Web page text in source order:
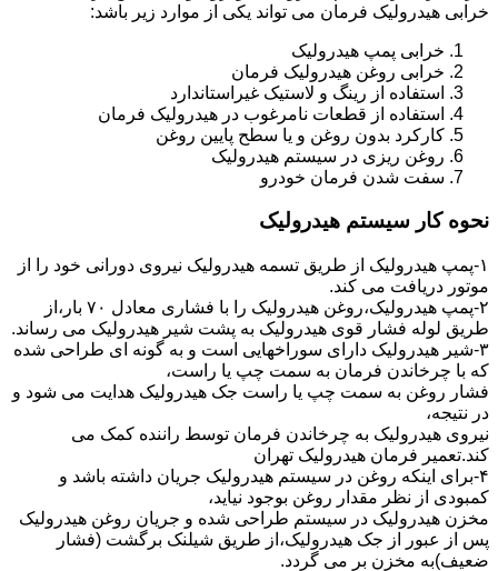
خرابی هیدرولیک فرمان می تواند یکی از موارد زیر باشد:
خرابی پمپ هیدرولیک
خرابی روغن هیدرولیک فرمان
استفاده از رینگ و لاستیک غیراستاندارد
استفاده از قطعات نامرغوب در هیدرولیک فرمان
کارکرد بدون روغن و یا سطح پایین روغن
روغن ریزی در سیستم هیدرولیک
سفت شدن فرمان خودرو
نحوه کار سیستم هیدرولیک
۱-پمپ هیدرولیک از طریق تسمه هیدرولیک نیروی دورانی خود را از
موتور دریافت می کند.
۲-پمپ هیدرولیک،روغن هیدرولیک را با فشاری معادل ۷۰ بار،از
طریق لوله فشار قوی هیدرولیک به پشت شیر هیدرولیک می رساند.
۳-شیر هیدرولیک دارای سوراخهایی است و به گونه ای طراحی شده
که با چرخاندن فرمان به سمت چپ یا راست،
فشار روغن به سمت چپ یا راست جک هیدرولیک هدایت می شود و
در نتیجه،
نیروی هیدرولیک به چرخاندن فرمان توسط راننده کمک می
کند.تعمیر فرمان هیدرولیک تهران
۴-برای اینکه روغن در سیستم هیدرولیک جریان داشته باشد و
کمبودی از نظر مقدار روغن بوجود نیاید،
مخزن هیدرولیک در سیستم طراحی شده و جریان روغن هیدرولیک
پس از عبور از جک هیدرولیک،از طریق شیلنک برگشت (فشار
ضعیف)به مخزن بر می گردد.